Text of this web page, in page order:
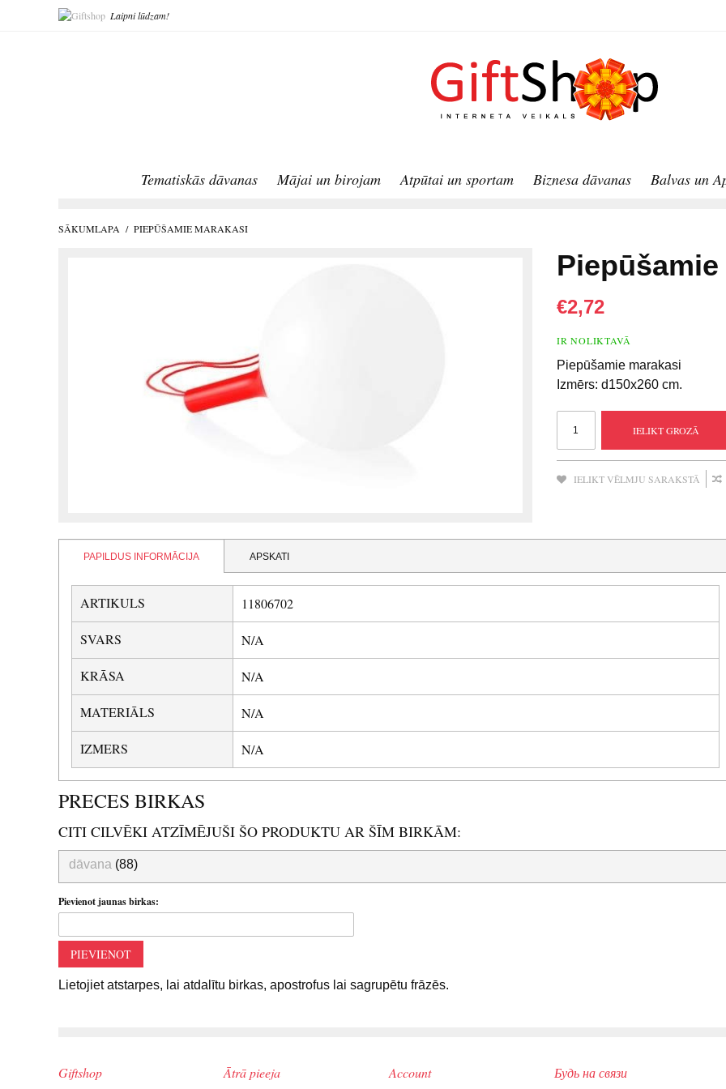
Laipni lūdzam!
Tematiskās dāvanas Mājai un birojam Atpūtai un sportam Biznesa dāvanas Balvas un
SĀKUMLAPA / PIEPŪŠAMIE MARAKASI
€2,72
IR NOLIKTAVĀ
Piepūšamie marakasi
Izmērs: d150x260 cm.
IELIKT GROZĀ
IELIKT VĒLMJU SARAKSTĀ
PAPILDUS INFORMĀCIJA APSKATI
ARTIKULS 11806702
SVARS N/A
KRĀSA N/A
MATERIĀLS N/A
IZMERS N/A
PRECES BIRKAS
CITI CILVĒKI ATZĪMĒJUŠI ŠO PRODUKTU AR ŠĪM BIRKĀM:
dāvana (88)
Pievienot jaunas birkas:
PIEVIENOT
Lietojiet atstarpes, lai atdalītu birkas, apostrofus lai sagrupētu frāzēs.
Giftshop Ātrā pieeja Account Будь на связи